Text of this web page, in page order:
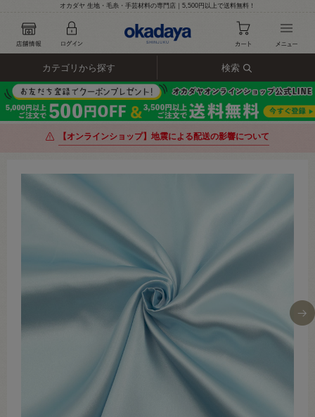
オカダヤ 生地・毛糸・手芸材料の専門店｜5,500円以上で送料無料！
カテゴリから探す 検索
【オンラインショップ】地震による配送の影響について